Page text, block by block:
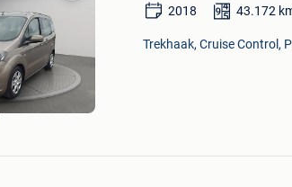
Bewaren
in
Mijn
Favorieten
2018 43.172
Trekhaak, Cruise Control,